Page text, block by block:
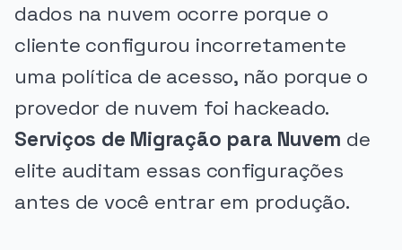
dados na nuvem ocorre porque o
cliente configurou incorretamente
uma política de acesso, não porque o
provedor de nuvem foi hackeado.
Serviços de Migração para Nuvem de
elite auditam essas configurações
antes de você entrar em produção.